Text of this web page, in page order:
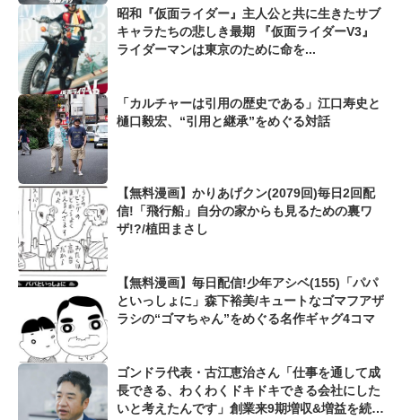
昭和『仮面ライダー』主人公と共に生きたサブ
キャラたちの悲しき最期 『仮面ライダーV3』
ライダーマンは東京のために命を...
「カルチャーは引用の歴史である」江口寿史と
樋口毅宏、“引用と継承”をめぐる対話
【無料漫画】かりあげクン(2079回)毎日2回配
信!「飛行船」自分の家からも見るための裏ワ
ザ!?/植田まさし
【無料漫画】毎日配信!少年アシベ(155)「パパ
といっしょに」森下裕美/キュートなゴマフアザ
ラシの“ゴマちゃん”をめぐる名作ギャグ4コマ
ゴンドラ代表・古江恵治さん「仕事を通して成
長できる、わくわくドキドキできる会社にした
いと考えたんです」創業来9期増収&増益を続け